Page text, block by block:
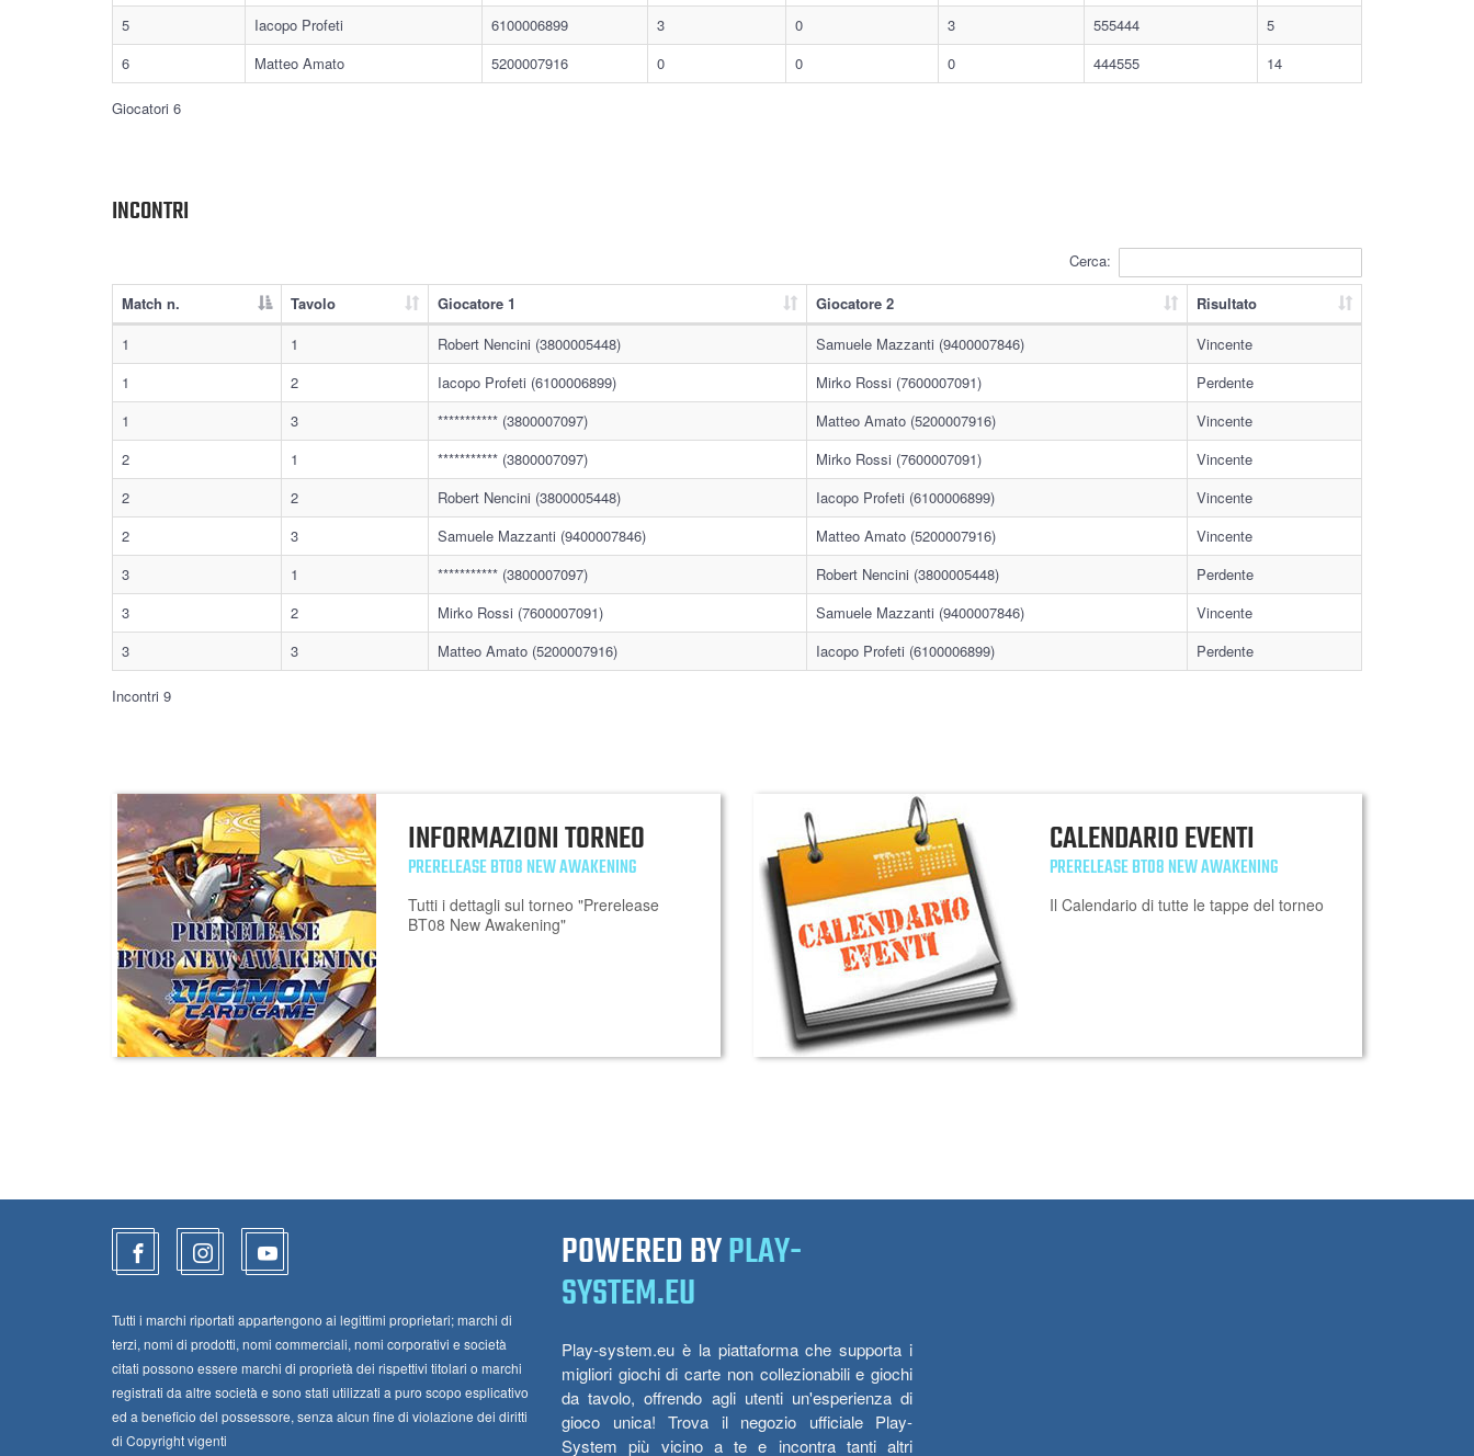
5
Iacopo Profeti 6100006899 3 0 3 555444
5
6
Matteo Amato 5200007916 0 0 0 444555 14
Giocatori 6
INCONTRI
Cerca:
Match n. Tavolo Giocatore 1 Giocatore 2
Risultato
1
1 Robert Nencini (3800005448) Samuele Mazzanti (9400007846)
Vincente
1
2 Iacopo Profeti (6100006899) Mirko Rossi (7600007091)
Perdente
1
3 *********** (3800007097) Matteo Amato (5200007916)
Vincente
2
1 *********** (3800007097) Mirko Rossi (7600007091)
Vincente
2
2 Robert Nencini (3800005448) Iacopo Profeti (6100006899)
Vincente
2
3 Samuele Mazzanti (9400007846) Matteo Amato (5200007916)
Vincente
3
1 *********** (3800007097) Robert Nencini (3800005448)
Perdente
3
2 Mirko Rossi (7600007091) Samuele Mazzanti (9400007846)
Vincente
3
3 Matteo Amato (5200007916) Iacopo Profeti (6100006899) Perdente
Incontri 9
INFORMAZIONI TORNEO
PRERELEASE BT08 NEW AWAKENING
Tutti i dettagli sul torneo "Prerelease
BT08 New Awakening"
CALENDARIO EVENTI
PRERELEASE BT08 NEW AWAKENING
Il Calendario di tutte le tappe del torneo
Tutti i marchi riportati appartengono ai legittimi proprietari; marchi di
terzi, nomi di prodotti, nomi commerciali, nomi corporativi e società
citati possono essere marchi di proprietà dei rispettivi titolari o marchi
registrati da altre società e sono stati utilizzati a puro scopo esplicativo
ed a beneficio del possessore, senza alcun fine di violazione dei diritti
di Copyright vigenti
POWERED BYPLAY-
SYSTEM.EU
Play-system.eu è la piattaforma che supporta i
migliori giochi di carte non collezionabili e giochi
da tavolo, offrendo agli utenti un'esperienza di
gioco unica! Trova il negozio ufficiale Play-
System più vicino a te e incontra tanti altri